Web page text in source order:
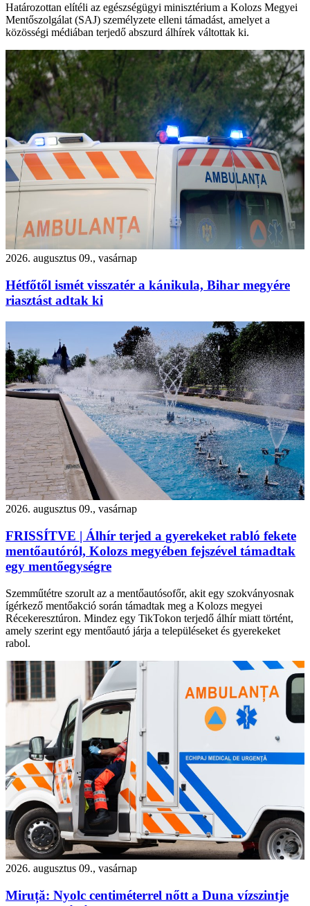
Határozottan elítéli az egészségügyi minisztérium a Kolozs Megyei
Mentőszolgálat (SAJ) személyzete elleni támadást, amelyet a
közösségi médiában terjedő abszurd álhírek váltottak ki.
2026. augusztus 09., vasárnap
Hétfőtől ismét visszatér a kánikula, Bihar megyére
riasztást adtak ki
2026. augusztus 09., vasárnap
FRISSÍTVE | Álhír terjed a gyerekeket rabló fekete
mentőautóról, Kolozs megyében fejszével támadtak
egy mentőegységre
Szemműtétre szorult az a mentőautósofőr, akit egy szokványosnak
ígérkező mentőakció során támadtak meg a Kolozs megyei
Récekeresztúron. Mindez egy TikTokon terjedő álhír miatt történt,
amely szerint egy mentőautó járja a településeket és gyerekeket
rabol.
2026. augusztus 09., vasárnap
Miruță: Nyolc centiméterrel nőtt a Duna vízszintje